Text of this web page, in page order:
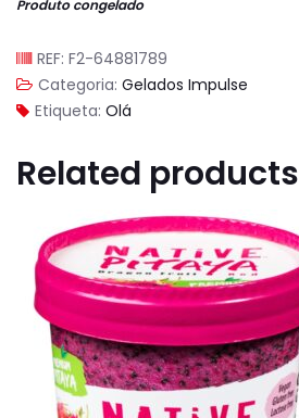
Produto congelado
REF: F2-64881789
Categoria: Gelados Impulse
Etiqueta: Olá
Related products